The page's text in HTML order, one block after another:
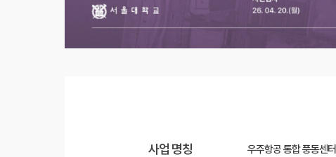
사업 명칭 우주항공 통합 풍동센